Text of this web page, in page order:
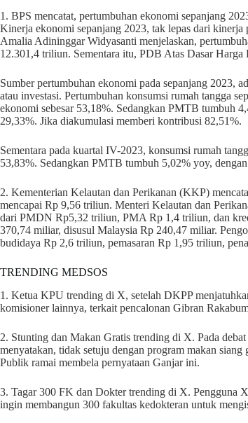
1. BPS mencatat, pertumbuhan ekonomi sepanjang
Kinerja ekonomi sepanjang 2023, tak lepas dari
Amalia Adininggar Widyasanti menjelaskan,
12.301,4 triliun. Sementara itu, PDB Atas Dasar
Sumber pertumbuhan ekonomi pada sepanjang 2023,
atau investasi. Pertumbuhan konsumsi rumah tangga
ekonomi sebesar 53,18%. Sedangkan PMTB tumbuh
29,33%. Jika diakumulasi memberi kontribusi 82,51%.
Sementara pada kuartal IV-2023, konsumsi rumah
53,83%. Sedangkan PMTB tumbuh 5,02% yoy,
2. Kementerian Kelautan dan Perikanan (KKP)
mencapai Rp 9,56 triliun. Menteri Kelautan dan
dari PMDN Rp5,32 triliun, PMA Rp 1,4 triliun, dan
370,74 miliar, disusul Malaysia Rp 240,47 miliar.
budidaya Rp 2,6 triliun, pemasaran Rp 1,95 triliun,
TRENDING MEDSOS
1. Ketua KPU trending di X, setelah DKPP
komisioner lainnya, terkait pencalonan Gibran
2. Stunting dan Makan Gratis trending di X. Pada
menyatakan, tidak setuju dengan program makan
Publik ramai membela pernyataan Ganjar ini.
3. Tagar 300 FK dan Dokter trending di X. Pengguna
ingin membangun 300 fakultas kedokteran untuk